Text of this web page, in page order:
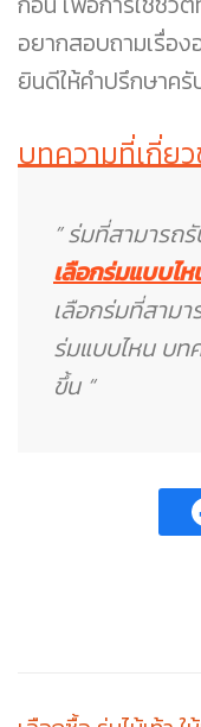
อยากสอบถามเรื่อง
ยินดีให้คำปรึกษาครั
บทความที่เกี่ย
” ร่มที่สามารถ
เลือกร่มแบบไ
เลือกร่มที่สาม
ร่มแบบไหน บท
ขึ้น “